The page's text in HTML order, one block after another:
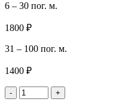
6 – 30 пог. м.
1800 ₽
31 – 100 пог. м.
1400 ₽
- +